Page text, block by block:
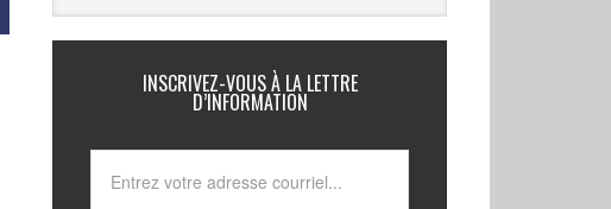
INSCRIVEZ-VOUS À LA LETTRE
D’INFORMATION